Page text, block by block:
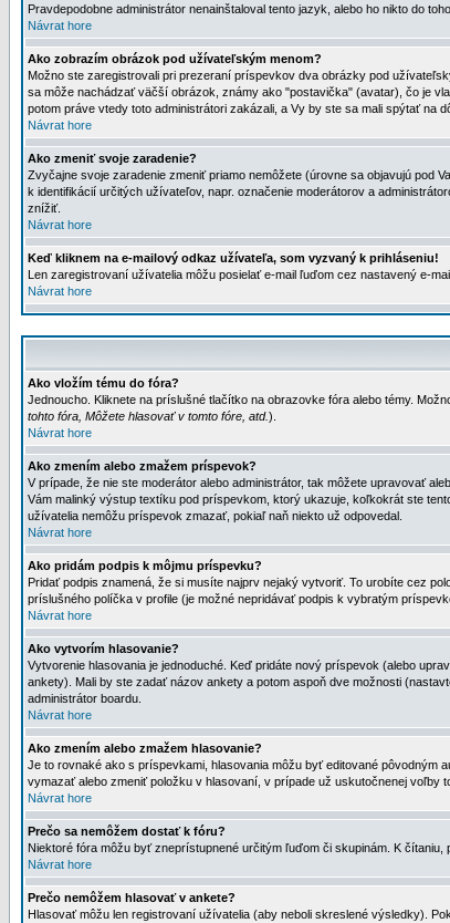
Pravdepodobne administrátor nenainštaloval tento jazyk, alebo ho nikto do
Návrat hore
Ako zobrazím obrázok pod užívateľským menom?
Možno ste zaregistrovali pri prezeraní príspevkov dva obrázky pod
sa môže nachádzať väčší obrázok, známy ako "postavička" (avatar), čo je
potom práve vtedy toto administrátori zakázali, a Vy by ste sa mali spýtať na
Návrat hore
Ako zmeniť svoje zaradenie?
Zvyčajne svoje zaradenie zmeniť priamo nemôžete (úrovne sa objavujú pod
k identifikácií určitých užívateľov, napr. označenie moderátorov a
znížiť.
Návrat hore
Keď kliknem na e-mailový odkaz užívateľa, som vyzvaný k prihláseniu!
Len zaregistrovaní užívatelia môžu posielať e-mail ľuďom cez nastavený e-
Návrat hore
Ako vložím tému do fóra?
Jednoucho. Kliknete na príslušné tlačítko na obrazovke fóra alebo témy.
tohto fóra, Môžete hlasovať v tomto fóre, atd.).
Návrat hore
Ako zmením alebo zmažem príspevok?
V prípade, že nie ste moderátor alebo administrátor, tak môžete upravovať
Vám malinký výstup textíku pod príspevkom, ktorý ukazuje, koľkokrát ste
užívatelia nemôžu príspevok zmazať, pokiaľ naň niekto už odpovedal.
Návrat hore
Ako pridám podpis k môjmu príspevku?
Pridať podpis znamená, že si musíte najprv nejaký vytvoriť. To urobíte cez
príslušného políčka v profile (je možné nepridávať podpis k vybratým
Návrat hore
Ako vytvorím hlasovanie?
Vytvorenie hlasovania je jednoduché. Keď pridáte nový príspevok (alebo
ankety). Mali by ste zadať názov ankety a potom aspoň dve možnosti
administrátor boardu.
Návrat hore
Ako zmením alebo zmažem hlasovanie?
Je to rovnaké ako s príspevkami, hlasovania môžu byť editované pôvodným
vymazať alebo zmeniť položku v hlasovaní, v prípade už uskutočnenej voľby
Návrat hore
Prečo sa nemôžem dostať k fóru?
Niektoré fóra môžu byť zneprístupnené určitým ľuďom či skupinám. K
Návrat hore
Prečo nemôžem hlasovať v ankete?
Hlasovať môžu len registrovaní užívatelia (aby neboli skreslené výsledky).